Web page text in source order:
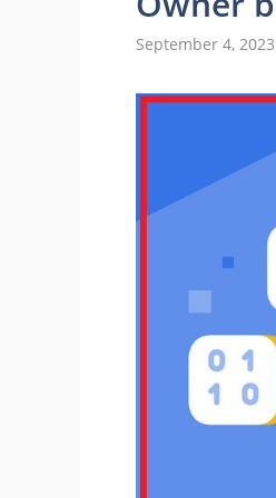
September 4, 2023